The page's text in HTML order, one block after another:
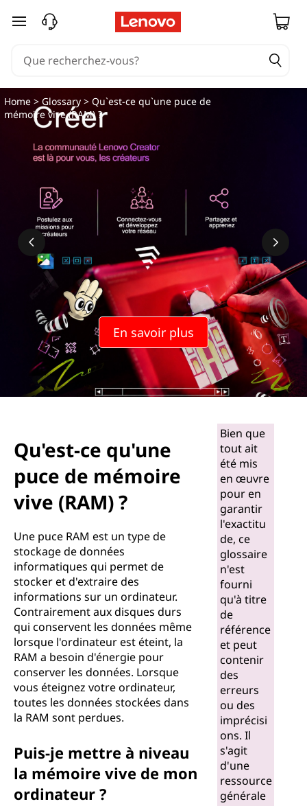
passer au contenu principal
En savoir plus
Home >Glossary > Qu`est-ce qu`une puce de
mémoire vive (RAM) ?
Qu'est-ce qu'une
puce de mémoire
vive (RAM) ?
Une puce RAM est un type de
stockage de données
informatiques qui permet de
stocker et d'extraire des
informations sur un ordinateur.
Contrairement aux disques durs
qui conservent les données même
lorsque l'ordinateur est éteint, la
RAM a besoin d'énergie pour
conserver les données. Lorsque
vous éteignez votre ordinateur,
toutes les données stockées dans
la RAM sont perdues.
Puis-je mettre à niveau
la mémoire vive de mon
ordinateur ?
Bien que
tout ait
été mis
en œuvre
pour en
garantir
l'exactitu
de, ce
glossaire
n'est
fourni
qu'à titre
de
référence
et peut
contenir
des
erreurs
ou des
imprécisi
ons. Il
s'agit
d'une
ressource
générale